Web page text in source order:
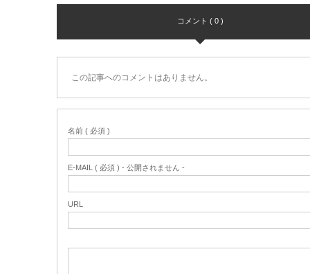
コメント ( 0 )
この記事へのコメントはありません。
名前 ( 必須 )
E-MAIL ( 必須 ) - 公開されません -
URL